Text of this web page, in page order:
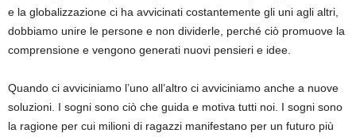
e la globalizzazione ci ha avvicinati costantemente gli uni agli altri,
dobbiamo unire le persone e non dividerle, perché ciò promuove la
comprensione e vengono generati nuovi pensieri e idee.
Quando ci avviciniamo l’uno all’altro ci avviciniamo anche a nuove
soluzioni. I sogni sono ciò che guida e motiva tutti noi. I sogni sono
la ragione per cui milioni di ragazzi manifestano per un futuro più